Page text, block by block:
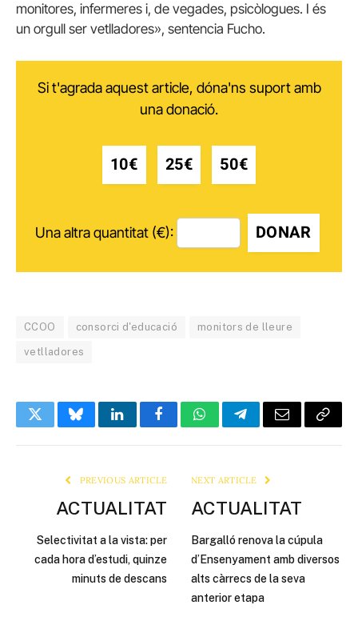
monitores, infermeres i, de vegades, psicòlogues. I és
un orgull ser vetlladores», sentencia Fucho.
Si t'agrada aquest article, dóna'ns suport amb
una donació.
10€ 25€ 50€
Una altra quantitat (€): DONAR
CCOO consorci d'educació monitors de lleure
vetlladores
TwitterBlueskyLinkedInFacebookWhatsAppTelegramEmail Copy
PREVIOUS ARTICLE
ACTUALITAT
Selectivitat a la vista: per
cada hora d’estudi, quinze
minuts de descans
NEXT ARTICLE
ACTUALITAT
Bargalló renova la cúpula
d’Ensenyament amb diversos
alts càrrecs de la seva
anterior etapa